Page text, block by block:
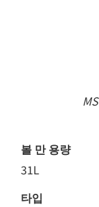
볼 만 용량
31L
타입